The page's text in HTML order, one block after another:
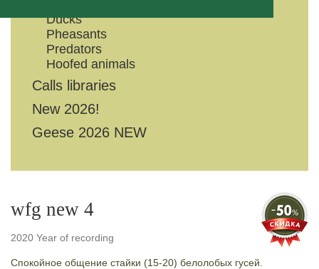
Ducks
Pheasants
Predators
Hoofed animals
Calls libraries
New 2026!
Geese 2026 NEW
wfg new 4
2020 Year of recording
Спокойное общение стайки (15-20) белолобых гусей.